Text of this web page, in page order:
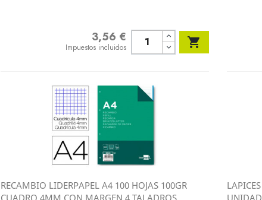
3,56 €
Impuestos incluidos 
Vista rápida
RECAMBIO LIDERPAPEL A4 100 HOJAS 100GR
CUADRO 4MM CON MARGEN 4 TALADROS
UNIDAD